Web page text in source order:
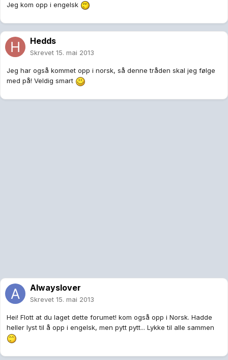
Jeg kom opp i engelsk
Hedds
Skrevet 15. mai 2013
Jeg har også kommet opp i norsk, så denne tråden skal jeg følge
med på! Veldig smart
Alwayslover
Skrevet 15. mai 2013
Hei! Flott at du laget dette forumet! kom også opp i Norsk. Hadde
heller lyst til å opp i engelsk, men pytt pytt... Lykke til alle sammen